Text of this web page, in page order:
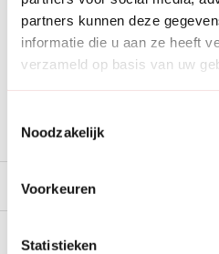
partners kunnen deze
informatie die u aan ze heeft
verzameld op basis van uw
Noodzakelijk
Voorkeuren
Statistieken
Groot transport:De
Nederland en €35,- in België.
14dagen bedenktijd
Al28 jaarde tuinspecialist
Nieuw:Haal je bestelling in
Stel een vraag over dit
Beschrijving
Reviews